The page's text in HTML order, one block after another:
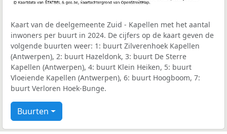
Kaart van de deelgemeente Zuid - Kapellen met het aantal
inwoners per buurt in 2024. De cijfers op de kaart geven de
volgende buurten weer: 1: buurt Zilverenhoek Kapellen
(Antwerpen), 2: buurt Hazeldonk, 3: buurt De Sterre
Kapellen (Antwerpen), 4: buurt Klein Heiken, 5: buurt
Vloeiende Kapellen (Antwerpen), 6: buurt Hoogboom, 7:
buurt Verloren Hoek-Bunge.
Buurten